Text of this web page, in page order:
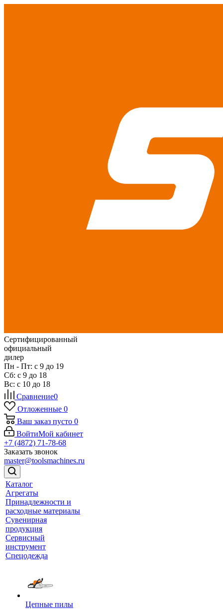
Сертифицированный
официальный
дилер
Пн - Пт: с 9 до 19
Сб: с 9 до 18
Вс: с 10 до 18
Сравнение0
Отложенные 0
Ваш заказ пусто 0
ВойтиМой кабинет
+7 (4872) 71-78-68
Заказать звонок
master@toolsmachines.ru
Каталог
Агрегаты
Принадлежности и
расходные материалы
Сувенирная
продукция
Сервисный
инструмент
Спецодежда
Цепные пилы